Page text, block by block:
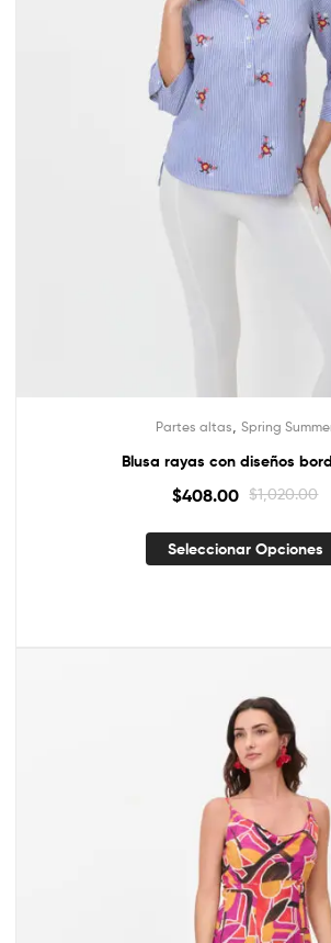
Partes altas, Spring
Blusa rayas con diseños
$1,020.00
$408.00
Seleccionar Opciones